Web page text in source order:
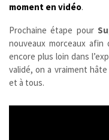
moment en vidéo.
Prochaine étape pour
nouveaux morceaux
encore plus loin dans
validé, on a vraiment
et à tous.